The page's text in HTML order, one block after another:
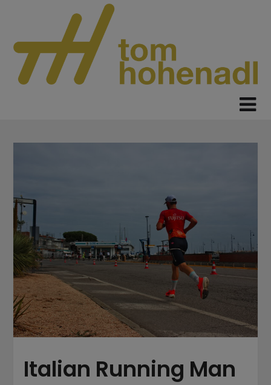
Italian Running Man